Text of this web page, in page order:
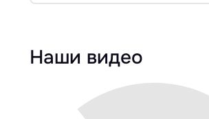
Наши видео